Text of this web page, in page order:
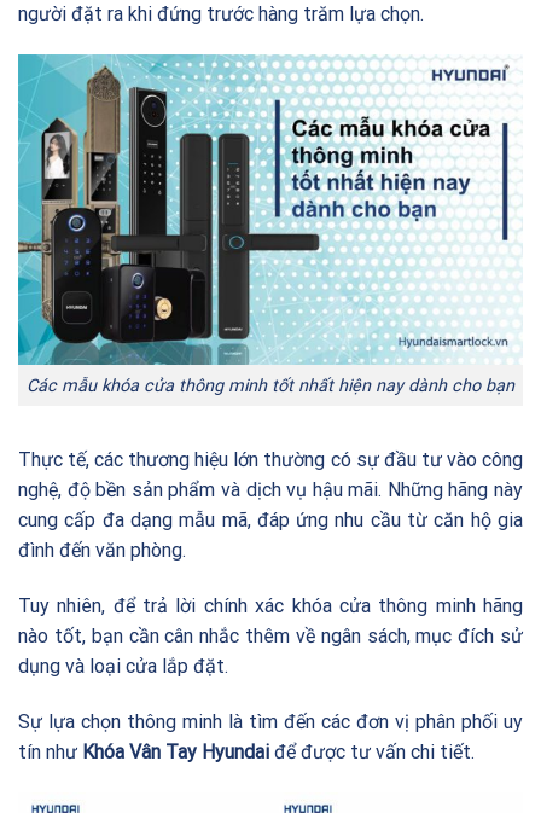
người đặt ra khi đứng trước hàng trăm lựa chọn.
Các mẫu khóa cửa thông minh tốt nhất hiện nay dành cho bạn
Thực tế, các thương hiệu lớn thường có sự đầu tư vào công
nghệ, độ bền sản phẩm và dịch vụ hậu mãi. Những hãng này
cung cấp đa dạng mẫu mã, đáp ứng nhu cầu từ căn hộ gia
đình đến văn phòng.
Tuy nhiên, để trả lời chính xác khóa cửa thông minh hãng
nào tốt, bạn cần cân nhắc thêm về ngân sách, mục đích sử
dụng và loại cửa lắp đặt.
Sự lựa chọn thông minh là tìm đến các đơn vị phân phối uy
tín như Khóa Vân Tay Hyundai để được tư vấn chi tiết.